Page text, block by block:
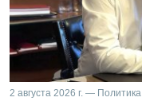
2 августа 2026 г. — Политика